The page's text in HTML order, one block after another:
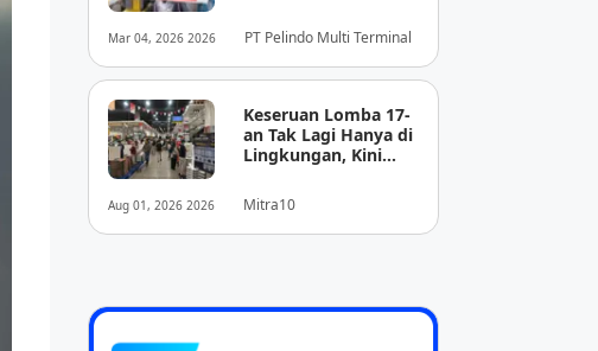
Mar 04, 2026 2026
Nontunai di Pintu
Masuk Pelabuhan
Nusantara
PT Pelindo Multi Terminal
Aug 01, 2026 2026
Keseruan Lomba 17-
an Tak Lagi Hanya di
Lingkungan, Kini
Berbelanja
Mitra10